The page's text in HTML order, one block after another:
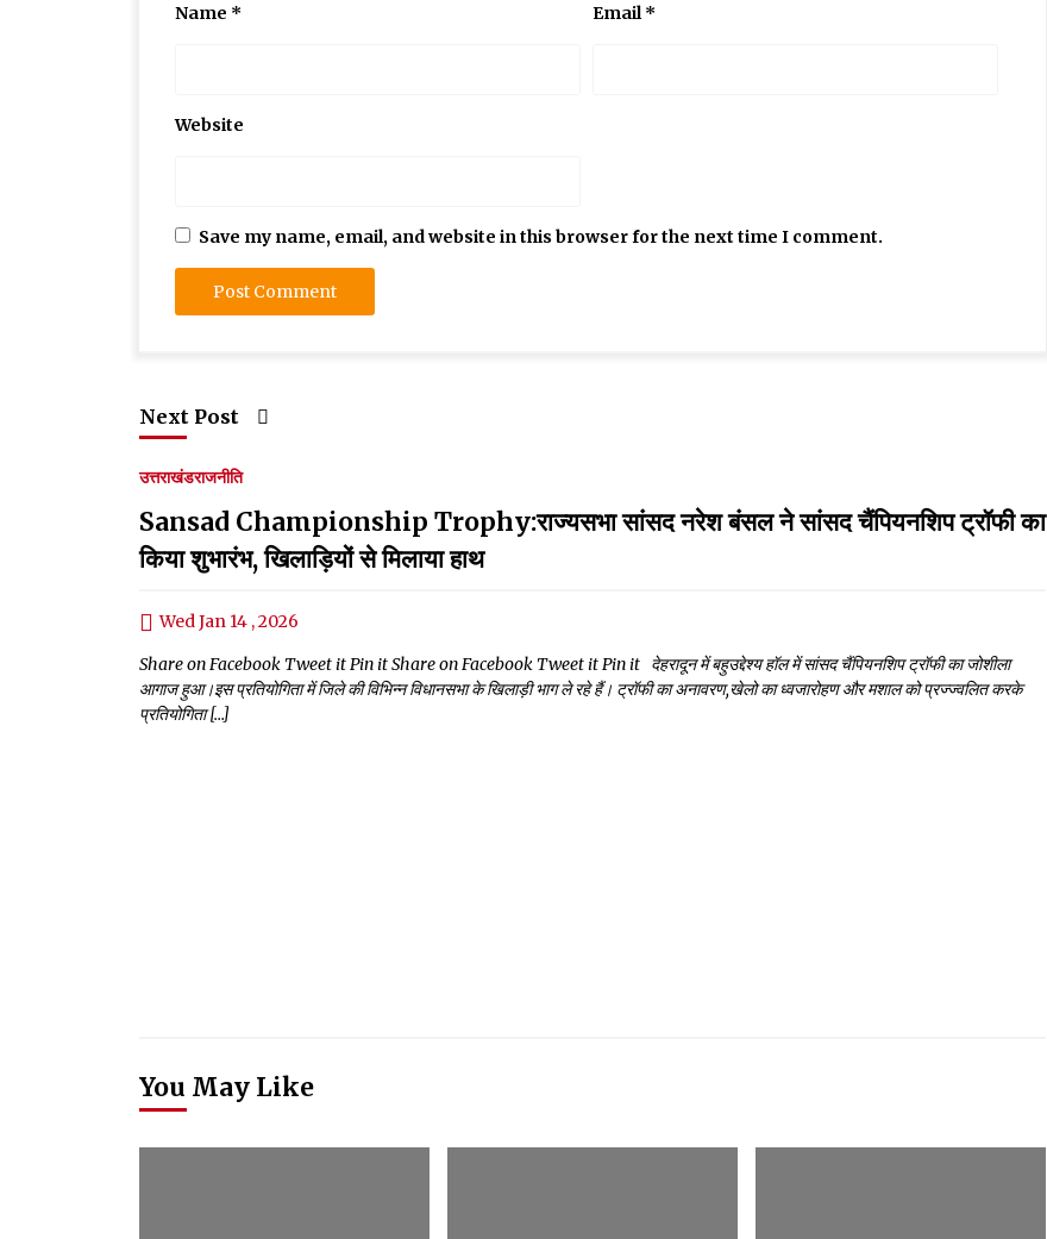
Name * Email*
Website
Save my name, email, and website in this browser for the next time I comment.
Next Post
उत्तराखंडराजनीति
Sansad Championship Trophy:राज्यसभा सांसद नरेश बंसल ने सांसद चैंपियनशिप ट्रॉफी का
किया शुभारंभ, खिलाड़ियों से मिलाया हाथ
Wed Jan 14 , 2026
Share on Facebook Tweet it Pin it Share on Facebook Tweet it Pin it देहरादून में बहुउद्देश्य हॉल में सांसद चैंपियनशिप ट्रॉफी का जोशीला
आगाज हुआ।इस प्रतियोगिता में जिले की विभिन्न विधानसभा के खिलाड़ी भाग ले रहे हैं। ट्रॉफी का अनावरण,खेलो का ध्वजारोहण और मशाल को प्रज्ज्वलित करके
प्रतियोगिता […]
You May Like